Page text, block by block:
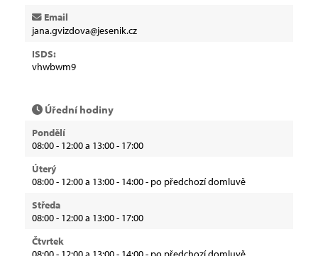
Email
jana.gvizdova@jesenik.cz
ISDS:
vhwbwm9
Úřední hodiny
Pondělí
08:00 - 12:00 a 13:00 - 17:00
Úterý
08:00 - 12:00 a 13:00 - 14:00 - po předchozí domluvě
Středa
08:00 - 12:00 a 13:00 - 17:00
Čtvrtek
08:00 - 12:00 a 13:00 - 14:00 - po předchozí domluvě